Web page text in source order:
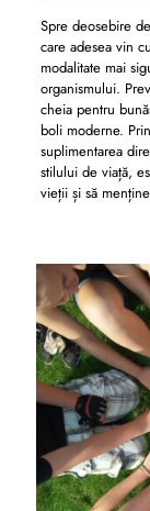
Spre deosebire
care adesea vin
modalitate mai
organismului.
cheia pentru
boli moderne.
suplimentarea
stilului de viață,
vieții și să